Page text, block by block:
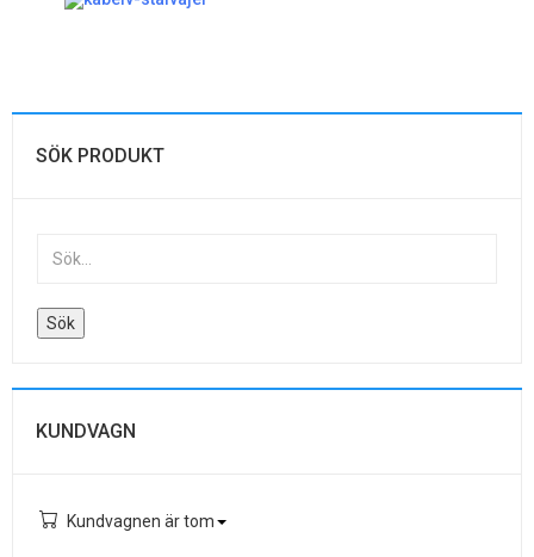
SÖK PRODUKT
KUNDVAGN
Kundvagnen är tom